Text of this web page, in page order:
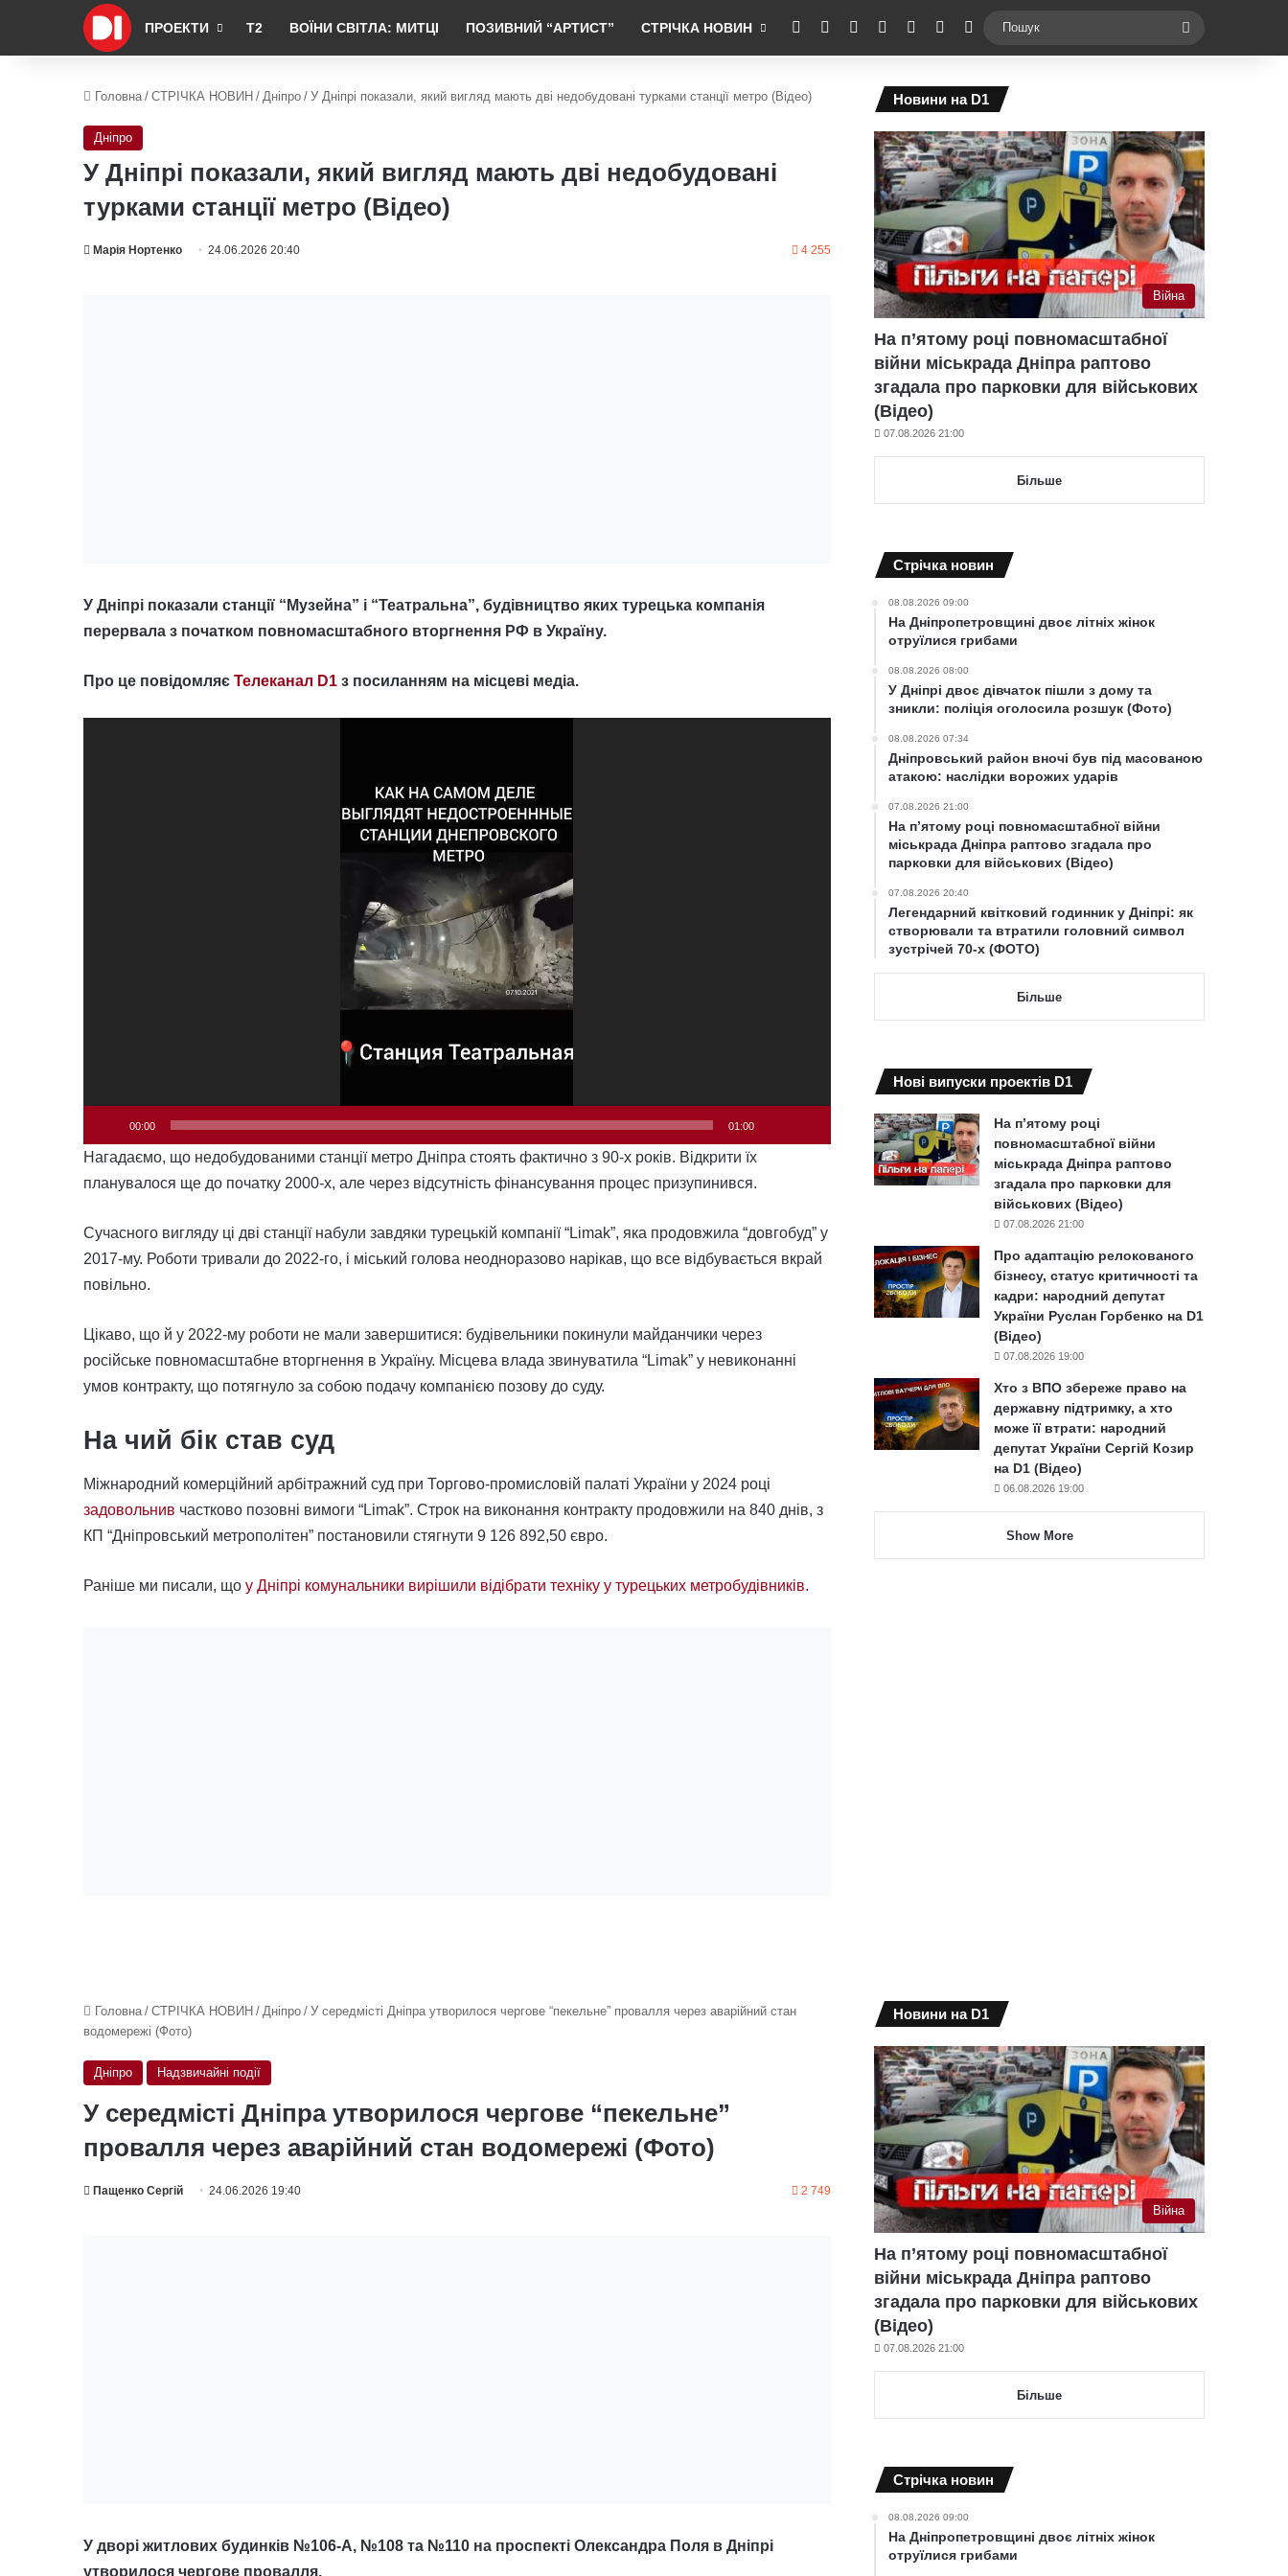
ПРОЕКТИ Т2 ВОЇНИ СВІТЛА: МИТЦІ ПОЗИВНИЙ “АРТИСТ” СТРІЧКА НОВИН RSS Facebook YouTubeInstagramTelegramSwitch skin
Головна / СТРІЧКА НОВИН / Дніпро / У Дніпрі показали, який вигляд мають дві недобудовані турками станції метро (Відео)
Дніпро
У Дніпрі показали, який вигляд мають дві недобудовані
турками станції метро (Відео)
Марія Нортенко 24.06.2026 20:40 4 255
У Дніпрі показали станції “Музейна” і “Театральна”, будівництво яких турецька компанія
перервала з початком повномасштабного вторгнення РФ в Україну.
Про це повідомляє Телеканал D1 з посиланням на місцеві медіа.
00:00 01:00
Нагадаємо, що недобудованими станції метро Дніпра стоять фактично з 90-х років. Відкрити їх
планувалося ще до початку 2000-х, але через відсутність фінансування процес призупинився.
Сучасного вигляду ці дві станції набули завдяки турецькій компанії “Limak”, яка продовжила “довгобуд” у
2017-му. Роботи тривали до 2022-го, і міський голова неодноразово нарікав, що все відбувається вкрай
повільно.
Цікаво, що й у 2022-му роботи не мали завершитися: будівельники покинули майданчики через
російське повномасштабне вторгнення в Україну. Місцева влада звинуватила “Limak” у невиконанні
умов контракту, що потягнуло за собою подачу компанією позову до суду.
На чий бік став суд
Міжнародний комерційний арбітражний суд при Торгово-промисловій палаті України у 2024 році
задовольнив частково позовні вимоги “Limak”. Строк на виконання контракту продовжили на 840 днів, з
КП “Дніпровський метрополітен” постановили стягнути 9 126 892,50 євро.
Раніше ми писали, що у Дніпрі комунальники вирішили відібрати техніку у турецьких метробудівників.
Новини на D1
Війна
На п’ятому році повномасштабної
війни міськрада Дніпра раптово
згадала про парковки для військових
(Відео)
07.08.2026 21:00
Більше
Cтрічка новин
08.08.2026 09:00
На Дніпропетровщині двоє літніх жінок
отруїлися грибами
08.08.2026 08:00
У Дніпрі двоє дівчаток пішли з дому та
зникли: поліція оголосила розшук (Фото)
08.08.2026 07:34
Дніпровський район вночі був під масованою
атакою: наслідки ворожих ударів
07.08.2026 21:00
На п’ятому році повномасштабної війни
міськрада Дніпра раптово згадала про
парковки для військових (Відео)
07.08.2026 20:40
Легендарний квітковий годинник у Дніпрі: як
створювали та втратили головний символ
зустрічей 70-х (ФОТО)
Більше
Нові випуски проектів D1
На п’ятому році
повномасштабної війни
міськрада Дніпра раптово
згадала про парковки для
військових (Відео)
07.08.2026 21:00
Про адаптацію релокованого
бізнесу, статус критичності та
кадри: народний депутат
України Руслан Горбенко на D1
(Відео)
07.08.2026 19:00
Хто з ВПО збереже право на
державну підтримку, а хто
може її втрати: народний
депутат України Сергій Козир
на D1 (Відео)
06.08.2026 19:00
Show More